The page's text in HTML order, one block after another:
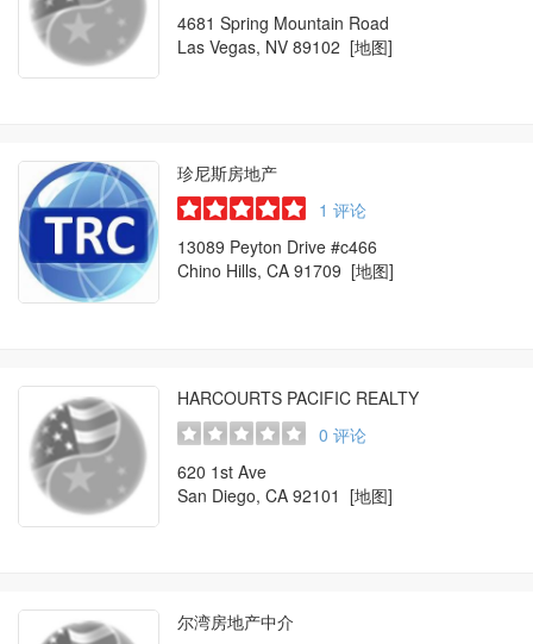
4681 Spring Mountain Road
Las Vegas, NV 89102 [地图]
珍尼斯房地产
1 评论
13089 Peyton Drive #c466
Chino Hills, CA 91709 [地图]
HARCOURTS PACIFIC REALTY
0 评论
620 1st Ave
San Diego, CA 92101 [地图]
尔湾房地产中介